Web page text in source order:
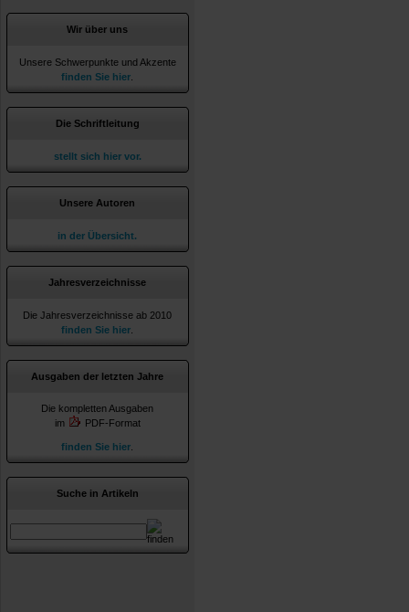
Wir über uns
Unsere Schwerpunkte und Akzente
finden Sie hier
Die Schriftleitung
stellt sich hier vor.
Unsere Autoren
in der Übersicht.
Jahresverzeichnisse
Die Jahresverzeichnisse ab 2010
finden Sie hier
Ausgaben der letzten Jahre
Die kompletten Ausgaben
im
PDF-Format
finden Sie hier
Suche in Artikeln